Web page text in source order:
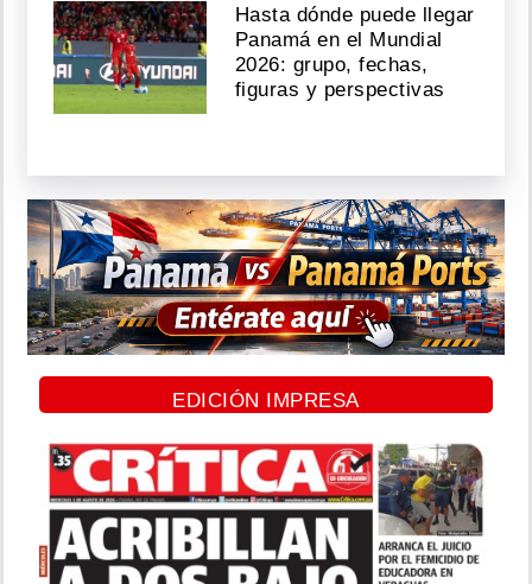
Hasta dónde puede llegar
Panamá en el Mundial
2026: grupo, fechas,
figuras y perspectivas
EDICIÓN IMPRESA